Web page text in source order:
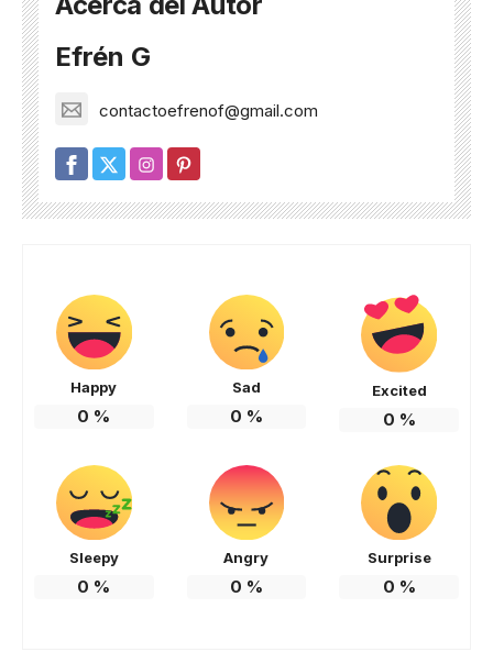
Efrén G
contactoefrenof@gmail.com
Happy
0 %
Sad
0 %
Excited
0 %
Sleepy
0 %
Angry
0 %
Surprise
0 %